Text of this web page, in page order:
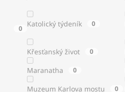
0 Katolický týdeník 0
Křesťanský život 0
Maranatha 0
Muzeum Karlova mostu 0